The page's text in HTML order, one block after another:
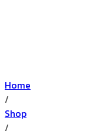
Home
/
Shop
/